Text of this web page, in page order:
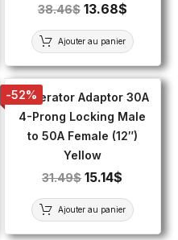
38.46$ 13.68$
Ajouter au panier
-52%
Generator Adaptor 30A
4-Prong Locking Male
to 50A Female (12″)
Yellow
31.49$ 15.14$
Ajouter au panier